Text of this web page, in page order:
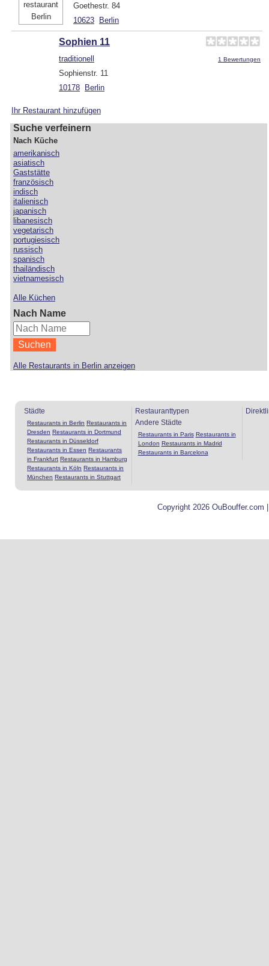
Goethestr. 84
10623 Berlin
Sophien 11
traditionell 1 Bewertungen
Sophienstr. 11
10178 Berlin
Ihr Restaurant hinzufügen
Suche verfeinern
Nach Küche
amerikanisch
asiatisch
Gaststätte
französisch
indisch
italienisch
japanisch
libanesisch
vegetarisch
portugiesisch
russisch
spanisch
thailändisch
vietnamesisch
Alle Küchen
Nach Name
Alle Restaurants in Berlin anzeigen
Städte
Restaurants in Berlin Restaurants in
Dresden Restaurants in Dortmund
Restaurants in Düsseldorf
Restaurants in Essen Restaurants
in Frankfurt Restaurants in Hamburg
Restaurants in Köln Restaurants in
München Restaurants in Stuttgart
Restauranttypen
Andere Städte
Restaurants in Paris Restaurants in
London Restaurants in Madrid
Restaurants in Barcelona
Copyright 2026 OuBouffer.com